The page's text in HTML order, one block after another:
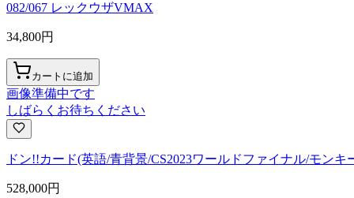
082/067 レックウザVMAX
34,800円
カートに追加
画像準備中です
しばらくお待ちください
ドン!!カード(英語/青背景/CS2023ワールドファイナル/モンキ
528,000円